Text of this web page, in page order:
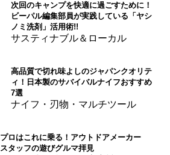
次回のキャンプを快適に過ごすために！
ビーパル編集部員が実践している「ヤシ
ノミ洗剤」活用術!!
サスティナブル＆ローカル
高品質で切れ味よしのジャパンクオリテ
ィ！日本製のサバイバルナイフおすすめ
7選
ナイフ・刃物・マルチツール
プロはこれに乗る！アウトドアメーカー
スタッフの遊びグルマ拝見